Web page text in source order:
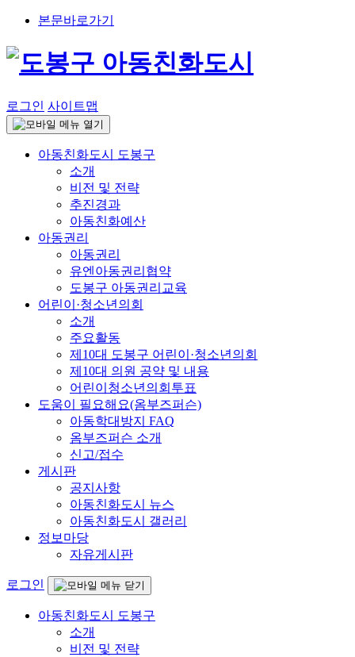
본문바로가기
로그인 사이트맵
아동친화도시 도봉구
소개
비전 및 전략
추진경과
아동친화예산
아동권리
아동권리
유엔아동권리협약
도봉구 아동권리교육
어린이·청소년의회
소개
주요활동
제10대 도봉구 어린이·청소년의회
제10대 의원 공약 및 내용
어린이청소년의회투표
도움이 필요해요(옴부즈퍼슨)
아동학대방지 FAQ
옴부즈퍼슨 소개
신고/접수
게시판
공지사항
아동친화도시 뉴스
아동친화도시 갤러리
정보마당
자유게시판
로그인
아동친화도시 도봉구
소개
비전 및 전략